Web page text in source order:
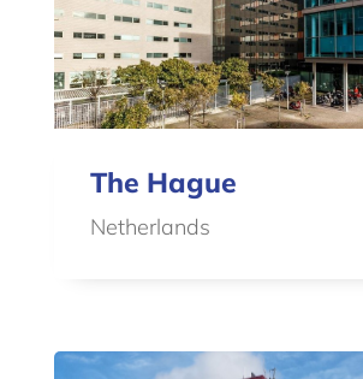
The Hague
Netherlands